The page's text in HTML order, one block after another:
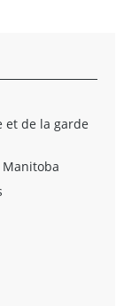
et de la garde
Manitoba